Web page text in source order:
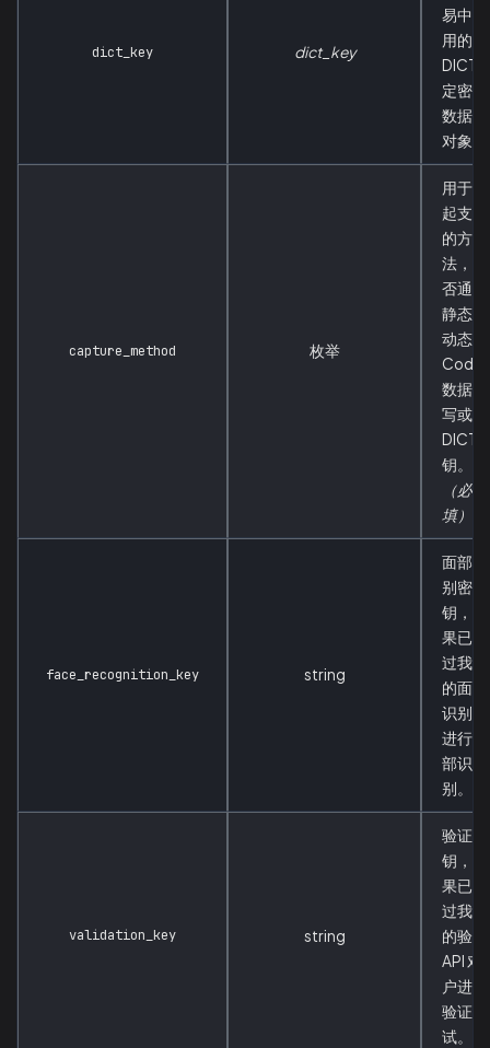
dict_key dict_key
易中使
用的
DICT
定密钥
数据的
对象。
capture_method 枚举
用于发
起支付
的方
法，是
否通过
静态或
动态
Code
数据填
写或
DICT
钥。
（必
填）
face_recognition_key string
面部识
别密
钥，如
果已通
过我们
的面部
识别
进行面
部识
别。
validation_key string
验证密
钥，如
果已通
过我们
的验证
API 对
户进行
验证测
试。